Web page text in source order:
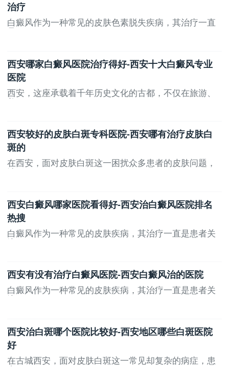
陕西省人民医院
陕西省人民医院皮肤科在白斑治疗领域同样具有较
治疗方案。同时，医院还注重患者的心理健康，提供心
理咨询服务，帮助患者树立战胜疾病的信心。
积累了丰富的经验。医院注重科研创新，不断引进新技
术、新方法，提高白斑的治疗效果。同时，医院还设有
专门的白斑治疗中心，为患者提供一站式的诊疗服务，
现出色，患者可以根据自己的实际情况和需求选择合适
的医院就诊。在选择医院时，建议患者考虑医院的综合
实力、专家团队、诊疗技术以及服务质量等因素，以确
上一页 无
治疗
白癜风作为一种常见的皮肤色素脱失疾病，其治疗一直
西安哪家白癜风医院治疗得好-西安十大白癜风专业
医院
西安，这座承载着千年历史文化的古都，不仅在旅游、
西安较好的皮肤白斑专科医院-西安哪有治疗皮肤白
斑的
在西安，面对皮肤白斑这一困扰众多患者的皮肤问题，
西安白癜风哪家医院看得好-西安治白癜风医院排名
热搜
白癜风作为一种常见的皮肤疾病，其治疗一直是患者关
西安有没有治疗白癜风医院-西安白癜风治的医院
白癜风作为一种常见的皮肤疾病，其治疗一直是患者关
西安治白斑哪个医院比较好-西安地区哪些白斑医院
好
在古城西安，面对皮肤白斑这一常见却复杂的病症，患